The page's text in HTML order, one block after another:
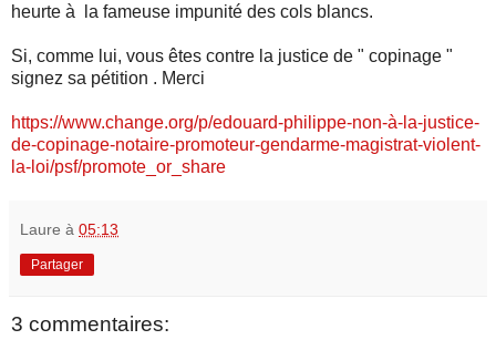
heurte à la fameuse impunité des cols blancs.
Si, comme lui, vous êtes contre la justice de " copinage "
signez sa pétition . Merci
https://www.change.org/p/edouard-philippe-non-à-la-justice-
de-copinage-notaire-promoteur-gendarme-magistrat-violent-
la-loi/psf/promote_or_share
Laure à 05:13
Partager
3 commentaires: